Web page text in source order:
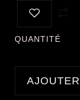
QUANTITÉ